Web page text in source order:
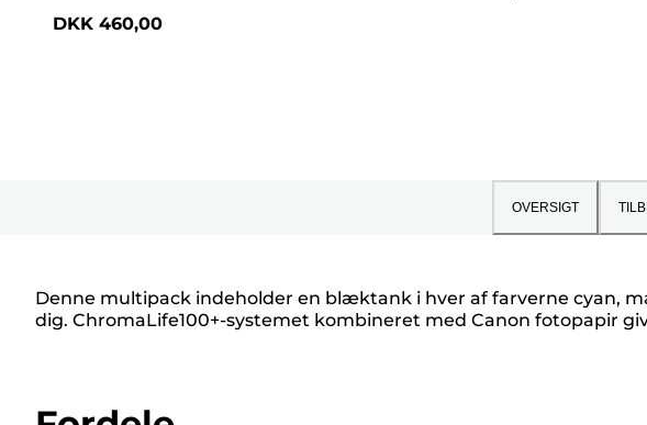
ud
DKK 460,00
OVERSIGT
Denne multipack indeholder en blæktank i hver af farverne cyan,
dig. ChromaLife100+-systemet kombineret med Canon fotopapir